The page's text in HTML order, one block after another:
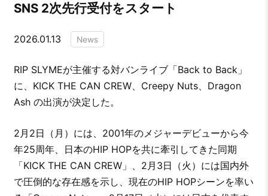
SNS 2次先行受付をスタート
2026.01.13 News
RIP SLYMEが主催する対バンライブ「Back to Back」
に、KICK THE CAN CREW、Creepy Nuts、Dragon
Ash の出演が決定した。
2月2日（月）には、2001年のメジャーデビューから今
年25周年、日本のHIP HOPを共に牽引してきた同期
「KICK THE CAN CREW」、2月3日（火）には国内外
で圧倒的な存在感を示し、現在のHIP HOPシーンを率い